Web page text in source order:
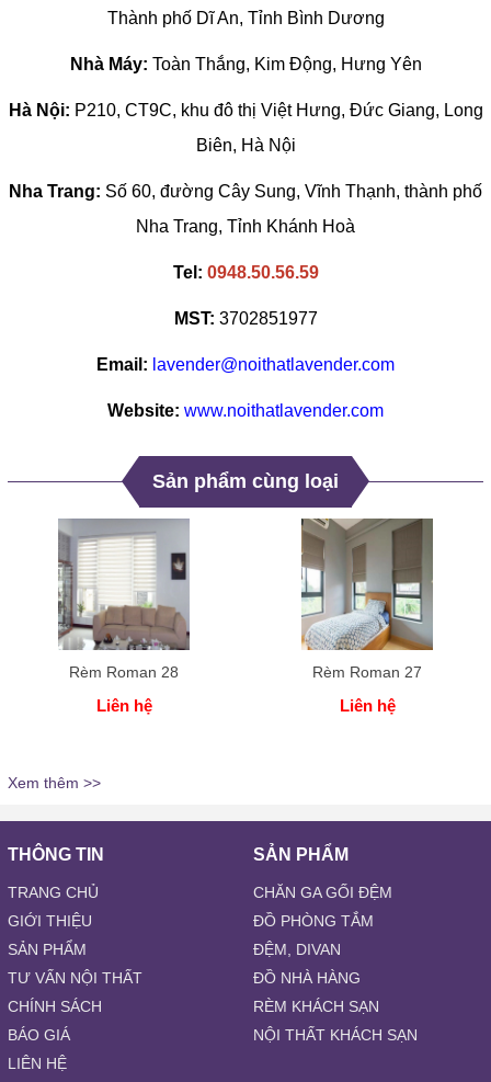
Thành phố Dĩ An, Tỉnh Bình Dương
Nhà Máy: Toàn Thắng, Kim Động, Hưng Yên
Hà Nội: P210, CT9C, khu đô thị Việt Hưng, Đức Giang, Long
Biên, Hà Nội
Nha Trang: Số 60, đường Cây Sung, Vĩnh Thạnh, thành phố
Nha Trang, Tỉnh Khánh Hoà
Tel: 0948.50.56.59
MST: 3702851977
Email: lavender@noithatlavender.com
Website: www.noithatlavender.com
Sản phẩm cùng loại
Rèm Roman 28
Liên hệ
Rèm Roman 27
Liên hệ
Xem thêm >>
THÔNG TIN
TRANG CHỦ
GIỚI THIỆU
SẢN PHẨM
TƯ VẤN NỘI THẤT
CHÍNH SÁCH
BÁO GIÁ
LIÊN HỆ
SẢN PHẨM
CHĂN GA GỐI ĐỆM
ĐỒ PHÒNG TẮM
ĐỆM, DIVAN
ĐỒ NHÀ HÀNG
RÈM KHÁCH SẠN
NỘI THẤT KHÁCH SẠN